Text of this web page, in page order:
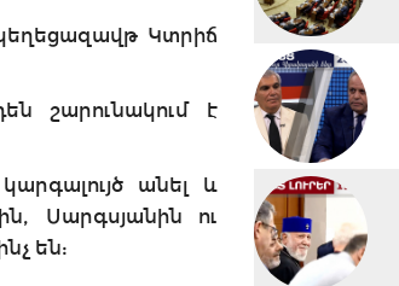
Կտրիճ
շարունակում է
անել և
Սարգսյանին ու
են: